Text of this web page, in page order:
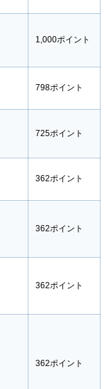
1,000ポイント
798ポイント
725ポイント
362ポイント
362ポイント
362ポイント
362ポイント